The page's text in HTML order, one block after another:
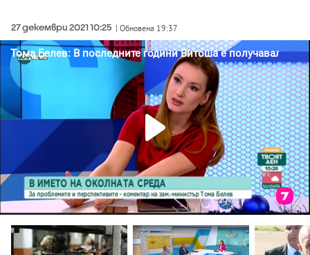
27 декември 2021 10:25 | Обновена 19:37